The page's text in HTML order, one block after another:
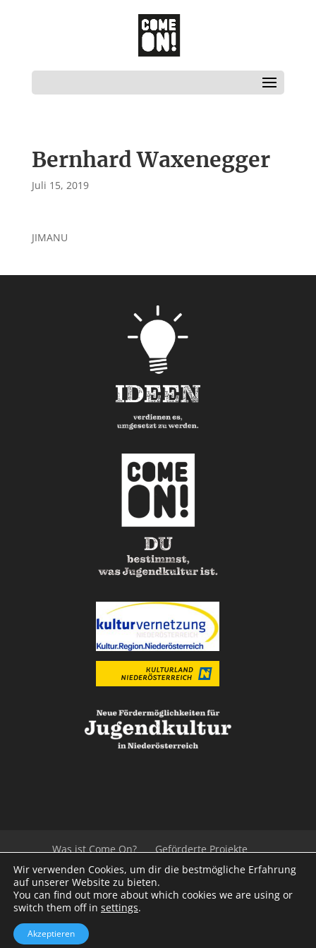
Bernhard Waxenegger
Juli 15, 2019
JIMANU
Was ist Come On?
Geförderte Projekte
Der Beirat
Impressum/Datenschutz
Links
Presse
© 2020Kulturvernetzung Niederösterreich
Wir verwenden Cookies, um dir die bestmögliche Erfahrung
auf unserer Website zu bieten.
You can find out more about which cookies we are using or
switch them off in settings.
Akzeptieren